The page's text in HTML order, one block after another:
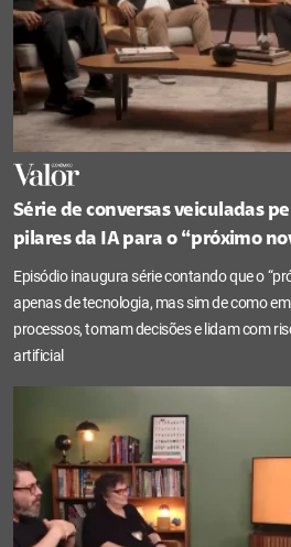
Série de conversas veiculadas
pilares da IA para o “próximo
Episódio inaugura série contando que o
apenas de tecnologia, mas sim de como
processos, tomam decisões e lidam com
artificial